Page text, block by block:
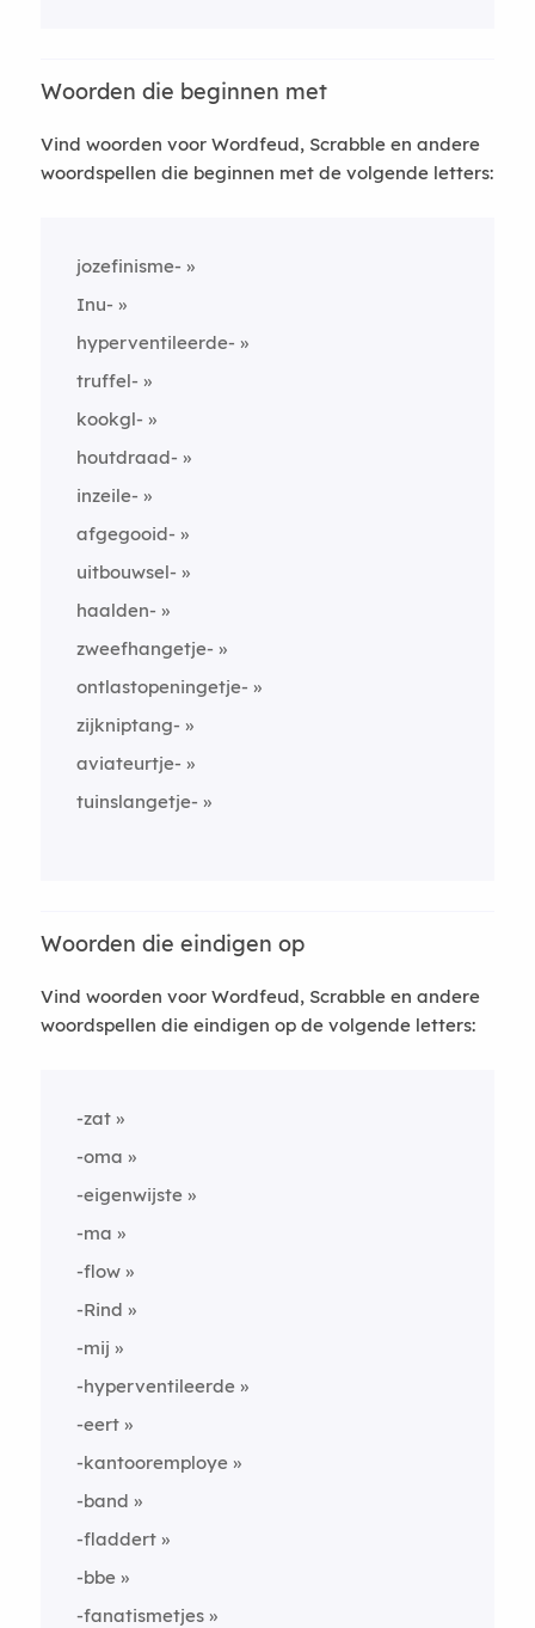
Woorden die beginnen met
Vind woorden voor Wordfeud, Scrabble en andere
woordspellen die beginnen met de volgende letters:
jozefinisme-
Inu-
hyperventileerde-
truffel-
kookgl-
houtdraad-
inzeile-
afgegooid-
uitbouwsel-
haalden-
zweefhangetje-
ontlastopeningetje-
zijkniptang-
aviateurtje-
tuinslangetje-
Woorden die eindigen op
Vind woorden voor Wordfeud, Scrabble en andere
woordspellen die eindigen op de volgende letters:
-zat
-oma
-eigenwijste
-ma
-flow
-Rind
-mij
-hyperventileerde
-eert
-kantooremploye
-band
-fladdert
-bbe
-fanatismetjes